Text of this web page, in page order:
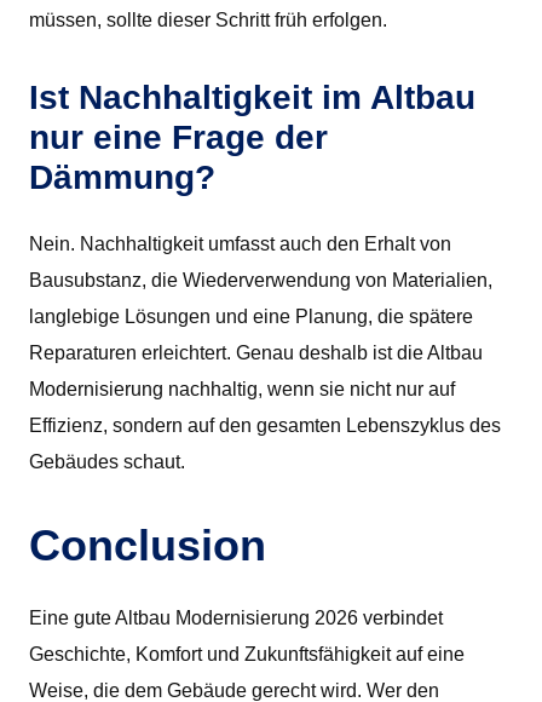
müssen, sollte dieser Schritt früh erfolgen.
Ist Nachhaltigkeit im Altbau
nur eine Frage der
Dämmung?
Nein. Nachhaltigkeit umfasst auch den Erhalt von
Bausubstanz, die Wiederverwendung von Materialien,
langlebige Lösungen und eine Planung, die spätere
Reparaturen erleichtert. Genau deshalb ist die Altbau
Modernisierung nachhaltig, wenn sie nicht nur auf
Effizienz, sondern auf den gesamten Lebenszyklus des
Gebäudes schaut.
Conclusion
Eine gute Altbau Modernisierung 2026 verbindet
Geschichte, Komfort und Zukunftsfähigkeit auf eine
Weise, die dem Gebäude gerecht wird. Wer den